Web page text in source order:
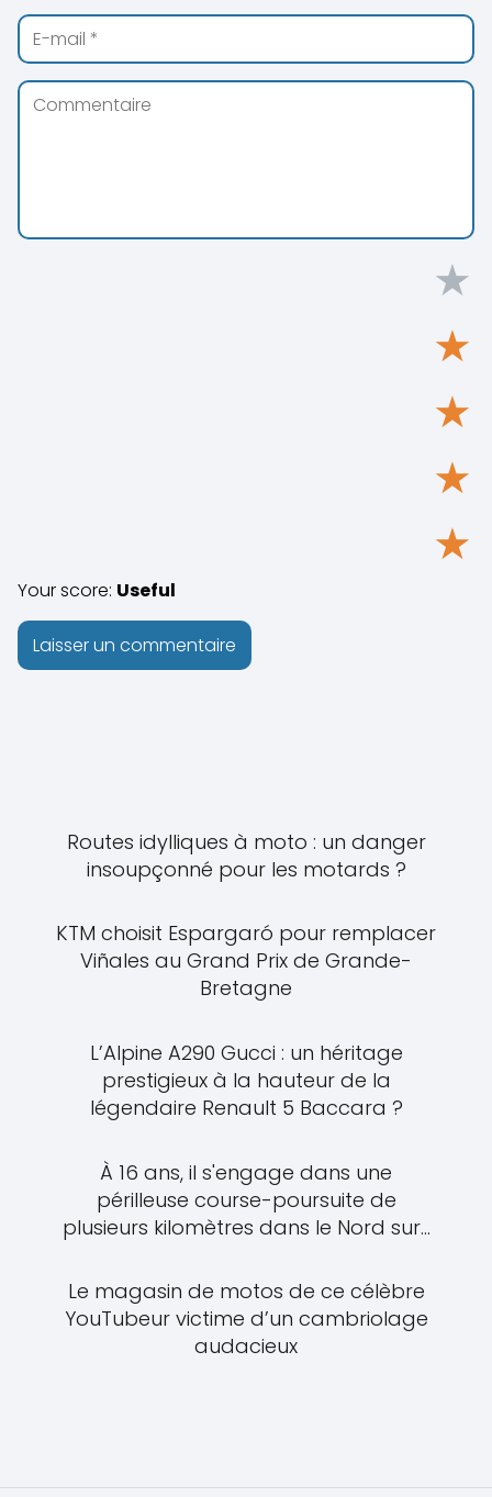
★
★
★
★
★
Your score: Useful
Routes idylliques à moto : un danger
insoupçonné pour les motards ?
KTM choisit Espargaró pour remplacer
Viñales au Grand Prix de Grande-
Bretagne
L’Alpine A290 Gucci : un héritage
prestigieux à la hauteur de la
légendaire Renault 5 Baccara ?
À 16 ans, il s'engage dans une
périlleuse course-poursuite de
plusieurs kilomètres dans le Nord sur...
Le magasin de motos de ce célèbre
YouTubeur victime d’un cambriolage
audacieux